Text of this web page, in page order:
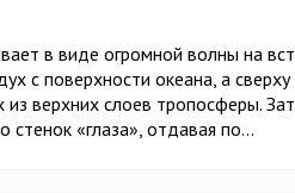
в виде огромной волны на
с поверхности океана, а
из верхних слоев тропосферы.
стенок «глаза», отдавая по…